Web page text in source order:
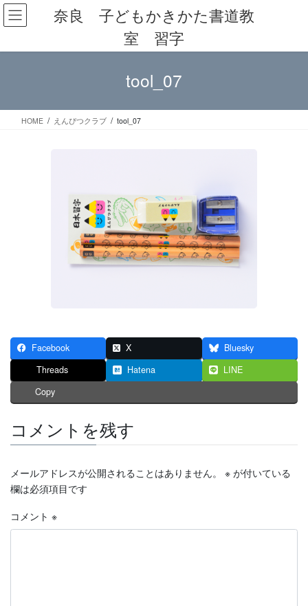
コ
ン
ン
キ
ナ
ビ
ー
に
奈良 子どもかきかた書道教
室 習字
tool_07
HOME えんぴつクラブ tool_07
Facebook X
Bluesky
Threads
Hatena
LINE
Copy
コメントを残す
メールアドレスが公開されることはありません。 ※ が付いている
欄は必須項目です
コメント ※